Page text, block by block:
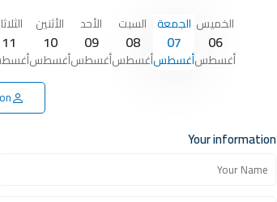
الخميس
06
أغسطس
الجمعة
07
أغسطس
السبت
08
أغسطس
الأحد
09
أغسطس
الأثنين
10
أغسطس
11
Your information